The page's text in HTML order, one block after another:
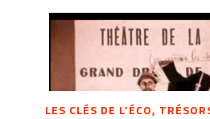
LES CLÉS DE L’ÉCO,